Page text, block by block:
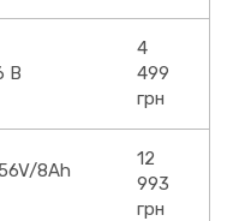
В
4
499
грн
8Ah
12
993
грн